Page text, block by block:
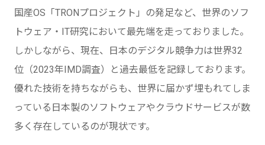
国産OS「TRONプロジェクト」の発足など、世界のソフ
トウェア・IT研究において最先端を走っておりました。
しかしながら、現在、日本のデジタル競争力は世界32
位（2023年IMD調査）と過去最低を記録しております。
優れた技術を持ちながらも、世界に届かず埋もれてしま
っている日本製のソフトウェアやクラウドサービスが数
多く存在しているのが現状です。